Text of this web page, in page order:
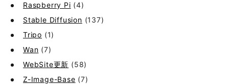
Raspberry Pi (4)
Stable Diffusion (137)
Tripo (1)
Wan (7)
WebSite更新 (58)
Z-Image-Base (7)